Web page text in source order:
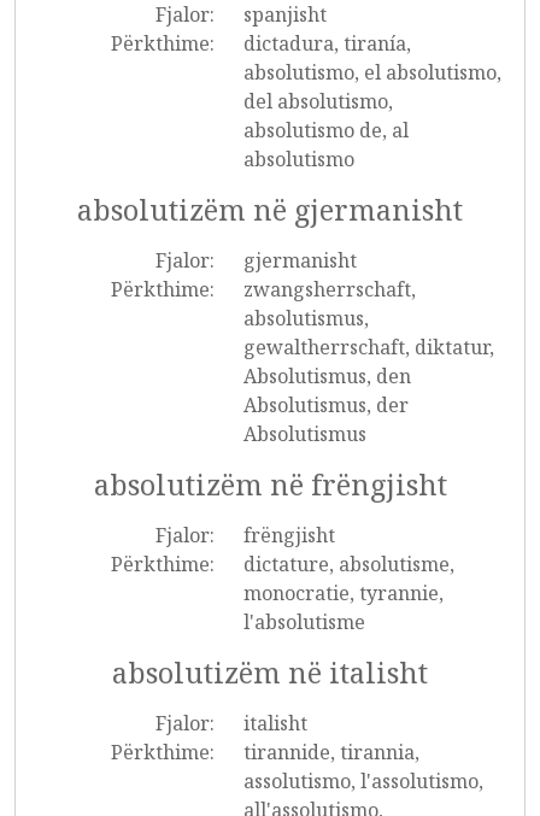
Fjalor:
spanjisht
Përkthime:
dictadura, tiranía,
absolutismo, el absolutismo,
del absolutismo,
absolutismo de, al
absolutismo
absolutizëm në gjermanisht
Fjalor:
gjermanisht
Përkthime:
zwangsherrschaft,
absolutismus,
gewaltherrschaft, diktatur,
Absolutismus, den
Absolutismus, der
Absolutismus
absolutizëm në frëngjisht
Fjalor:
frëngjisht
Përkthime:
dictature, absolutisme,
monocratie, tyrannie,
l'absolutisme
absolutizëm në italisht
Fjalor:
italisht
Përkthime:
tirannide, tirannia,
assolutismo, l'assolutismo,
all'assolutismo,